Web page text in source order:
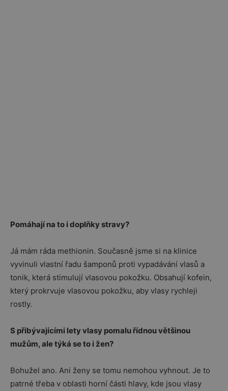
Pomáhají na to i doplňky stravy?
Já mám ráda methionin. Současně jsme si na klinice
vyvinuli vlastní řadu šamponů proti vypadávání vlasů a
tonik, která stimulují vlasovou pokožku. Obsahují kofein,
který prokrvuje vlasovou pokožku, aby vlasy rychleji
rostly.
S přibývajícími lety vlasy pomalu řídnou většinou
mužům, ale týká se to i žen?
Bohužel ano. Ani ženy se tomu nemohou vyhnout. Je to
patrné třeba v oblasti horní části hlavy, kde jsou vlasy